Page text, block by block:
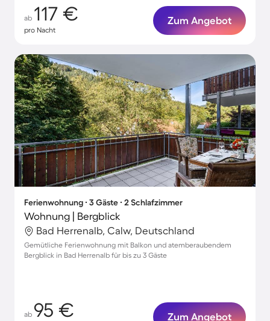
ab 117 €
pro Nacht
Zum Angebot
Ferienwohnung ∙ 3 Gäste ∙ 2 Schlafzimmer
Wohnung | Bergblick
Bad Herrenalb, Calw, Deutschland
Gemütliche Ferienwohnung mit Balkon und atemberaubendem
Bergblick in Bad Herrenalb für bis zu 3 Gäste
ab 95 € Zum Angebot